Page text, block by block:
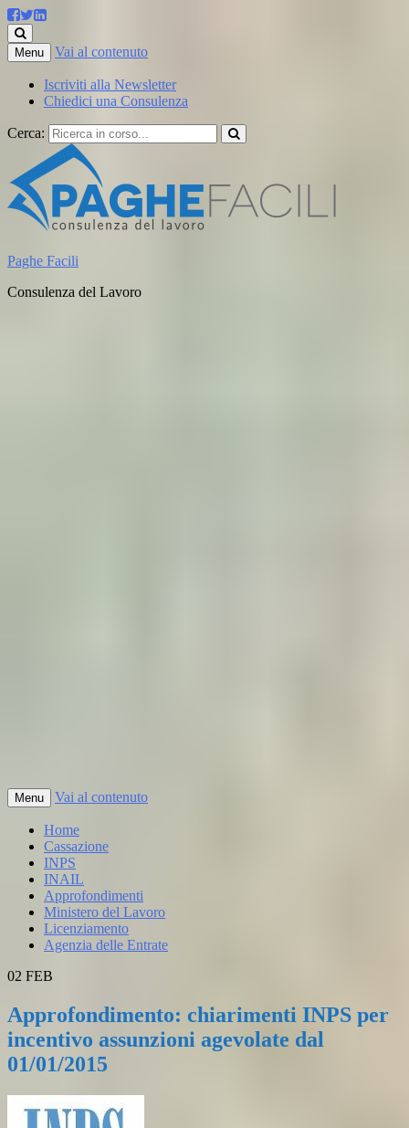
Menu Vai al contenuto
Iscriviti alla Newsletter
Chiedici una Consulenza
Cerca:
Paghe Facili
Consulenza del Lavoro
Menu Vai al contenuto
Home
Cassazione
INPS
INAIL
Approfondimenti
Ministero del Lavoro
Licenziamento
Agenzia delle Entrate
02 FEB
Approfondimento: chiarimenti INPS per
incentivo assunzioni agevolate dal
01/01/2015